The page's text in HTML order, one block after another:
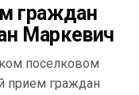
граждан
Маркевич
поселковом
прием граждан